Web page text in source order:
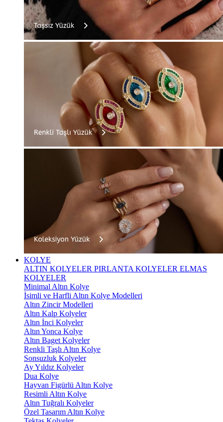
KOLYE
ALTIN KOLYELER PIRLANTA KOLYELER ELMAS
KOLYELER
Minimal Altın Kolye
İsimli ve Harfli Altın Kolye Modelleri
Altın Zincir Modelleri
Altın Kalp Kolyeler
Altın İnci Kolyeler
Altın Yonca Kolye
Altın Baget Kolyeler
Renkli Taşlı Altın Kolye
Sonsuzluk Kolyeler
Ay Yıldız Kolyeler
Dua Kolye
Hayvan Figürlü Altın Kolye
Resimli Altın Kolye
Altın Tuğralı Kolyeler
Özel Tasarım Altın Kolye